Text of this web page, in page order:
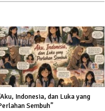
Indonesia, dan Luka yang
Sembuh”